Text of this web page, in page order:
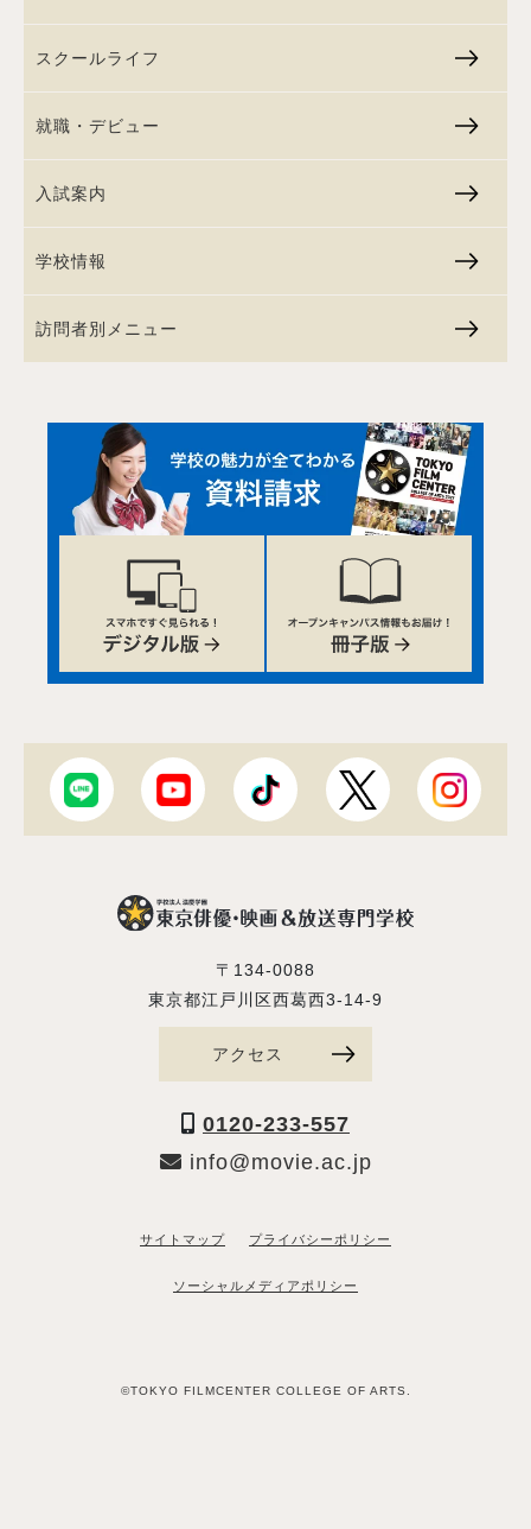
スクールライフ
就職・デビュー
入試案内
学校情報
訪問者別メニュー
〒134-0088
東京都江戸川区西葛西3-14-9
アクセス
0120-233-557
info@movie.ac.jp
サイトマップ プライバシーポリシー
ソーシャルメディアポリシー
©TOKYO FILMCENTER COLLEGE OF ARTS.